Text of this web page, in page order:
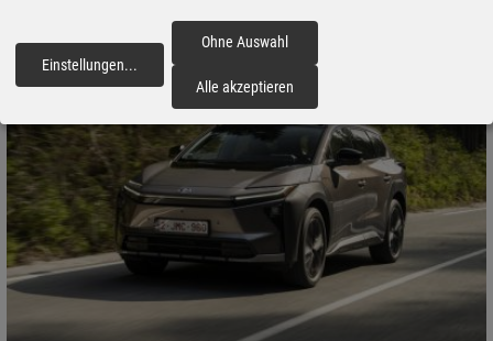
Einstellungen...
Ohne Auswahl
Alle akzeptieren